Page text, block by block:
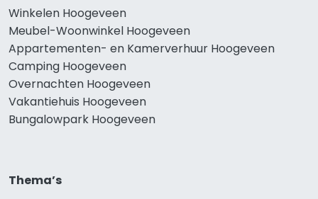
Winkelen Hoogeveen
Meubel-Woonwinkel Hoogeveen
Appartementen- en Kamerverhuur Hoogeveen
Camping Hoogeveen
Overnachten Hoogeveen
Vakantiehuis Hoogeveen
Bungalowpark Hoogeveen
Thema’s